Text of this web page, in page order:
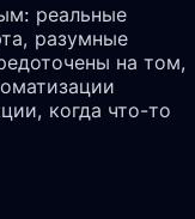
реальные
разумные
на том,
когда что-то